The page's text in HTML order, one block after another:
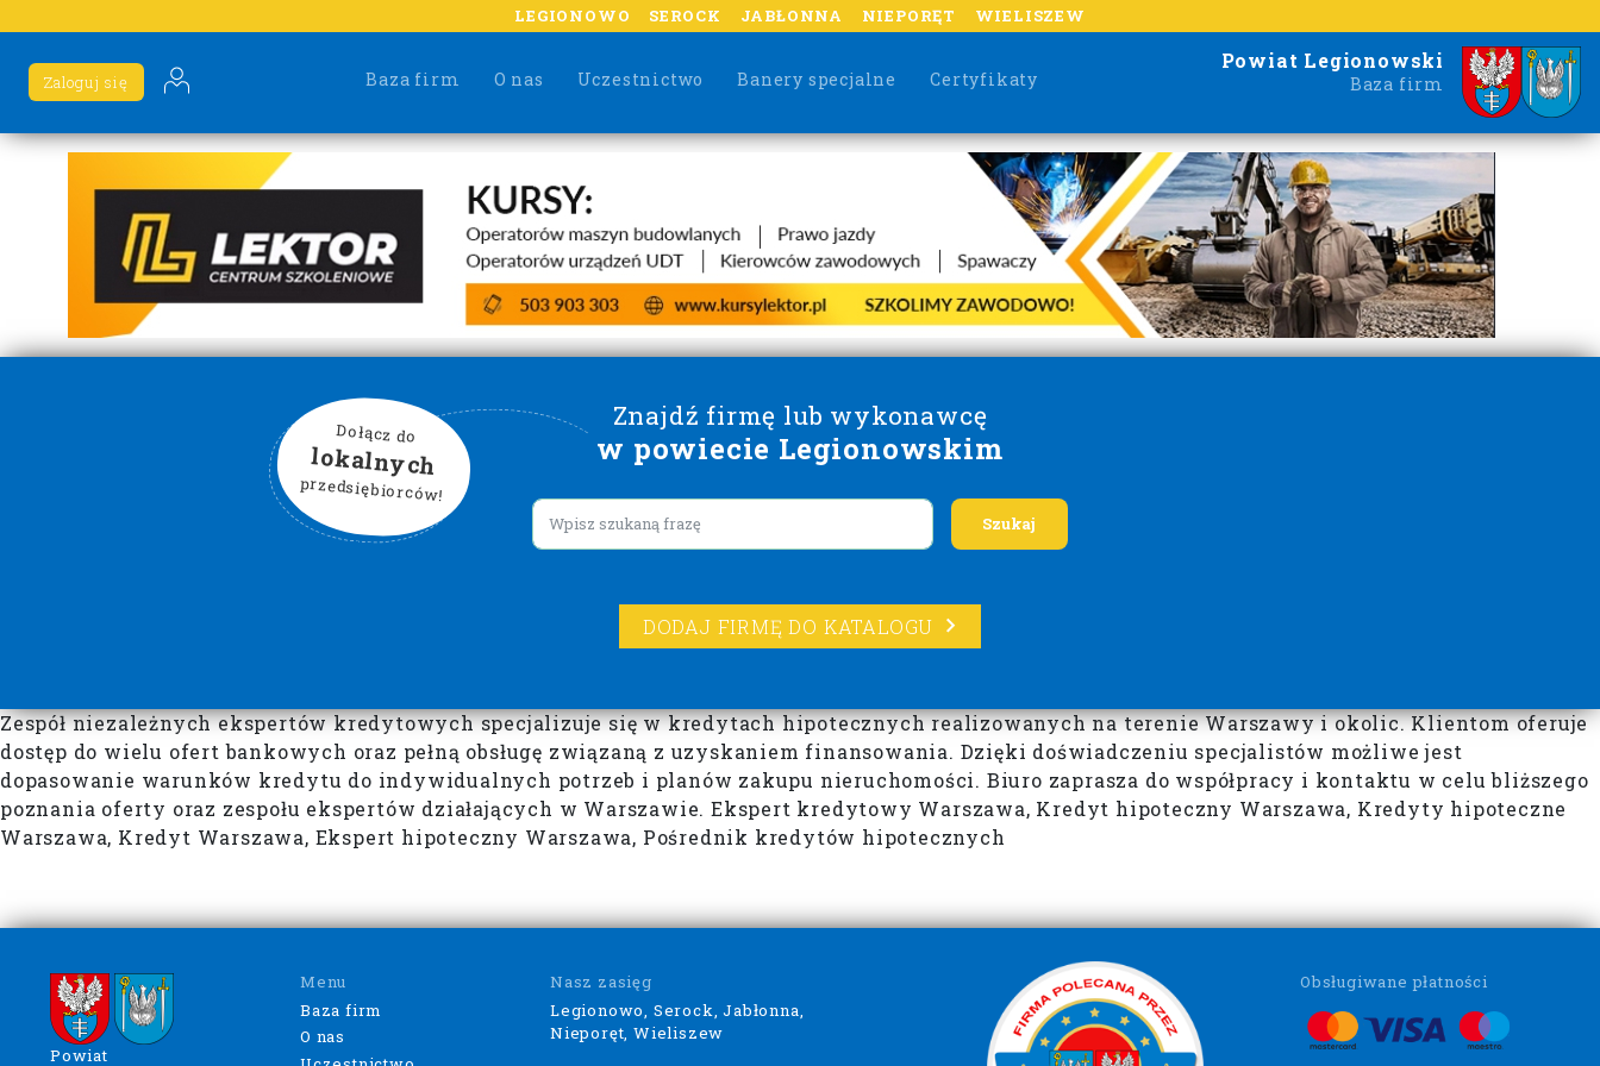
LEGIONOWO SEROCK JABŁONNA NIEPORĘT WIELISZEW
Baza firm O nas Uczestnictwo Banery specjalne Certyfikaty
Zaloguj się
Powiat Legionowski
Baza firm
Znajdź firmę lub wykonawcę
w powiecie Legionowskim
Dołącz do
lokalnych
przedsiębiorców!
Lorem ipsum
DODAJ FIRMĘ DO KATALOGU
Zespół niezależnych ekspertów kredytowych specjalizuje się w kredytach hipotecznych realizowanych na terenie Warszawy i okolic. Klientom oferuje
dostęp do wielu ofert bankowych oraz pełną obsługę związaną z uzyskaniem finansowania. Dzięki doświadczeniu specjalistów możliwe jest
dopasowanie warunków kredytu do indywidualnych potrzeb i planów zakupu nieruchomości. Biuro zaprasza do współpracy i kontaktu w celu bliższego
poznania oferty oraz zespołu ekspertów działających w Warszawie. Ekspert kredytowy Warszawa, Kredyt hipoteczny Warszawa, Kredyty hipoteczne
Warszawa, Kredyt Warszawa, Ekspert hipoteczny Warszawa, Pośrednik kredytów hipotecznych
Powiat
Menu
Baza firm
O nas
Nasz zasięg
Legionowo, Serock, Jabłonna,
Nieporęt, Wieliszew
Obsługiwane płatności